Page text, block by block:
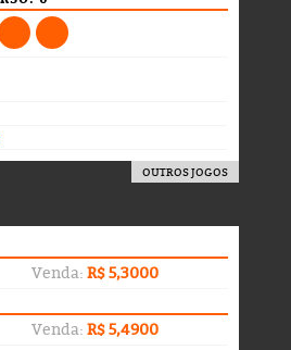
OUTROS JOGOS
Venda: R$ 5,3000
Venda: R$ 5,4900